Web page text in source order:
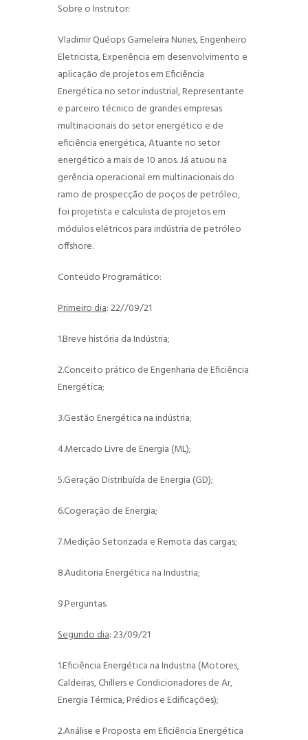
Sobre o Instrutor:
Vladimir Quéops Gameleira Nunes, Engenheiro
Eletricista, Experiência em desenvolvimento e
aplicação de projetos em Eficiência
Energética no setor industrial, Representante
e parceiro técnico de grandes empresas
multinacionais do setor energético e de
eficiência energética, Atuante no setor
energético a mais de 10 anos. Já atuou na
gerência operacional em multinacionais do
ramo de prospecção de poços de petróleo,
foi projetista e calculista de projetos em
módulos elétricos para indústria de petróleo
offshore.
Conteúdo Programático:
Primeiro dia: 22//09/21
1.Breve história da Indústria;
2.Conceito prático de Engenharia de Eficiência
Energética;
3.Gestão Energética na indústria;
4.Mercado Livre de Energia (ML);
5.Geração Distribuída de Energia (GD);
6.Cogeração de Energia;
7.Medição Setorizada e Remota das cargas;
8.Auditoria Energética na Industria;
9.Perguntas.
Segundo dia: 23/09/21
1.Eficiência Energética na Industria (Motores,
Caldeiras, Chillers e Condicionadores de Ar,
Energia Térmica, Prédios e Edificações);
2.Análise e Proposta em Eficiência Energética